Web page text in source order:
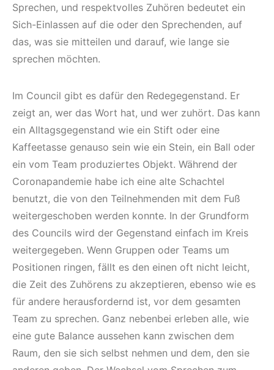
Sprechen, und respektvolles Zuhören bedeutet ein
Sich-Einlassen auf die oder den Sprechenden, auf
das, was sie mitteilen und darauf, wie lange sie
sprechen möchten.
Im Council gibt es dafür den Redegegenstand. Er
zeigt an, wer das Wort hat, und wer zuhört. Das kann
ein Alltagsgegenstand wie ein Stift oder eine
Kaffeetasse genauso sein wie ein Stein, ein Ball oder
ein vom Team produziertes Objekt. Während der
Coronapandemie habe ich eine alte Schachtel
benutzt, die von den Teilnehmenden mit dem Fuß
weitergeschoben werden konnte. In der Grundform
des Councils wird der Gegenstand einfach im Kreis
weitergegeben. Wenn Gruppen oder Teams um
Positionen ringen, fällt es den einen oft nicht leicht,
die Zeit des Zuhörens zu akzeptieren, ebenso wie es
für andere herausfordernd ist, vor dem gesamten
Team zu sprechen. Ganz nebenbei erleben alle, wie
eine gute Balance aussehen kann zwischen dem
Raum, den sie sich selbst nehmen und dem, den sie